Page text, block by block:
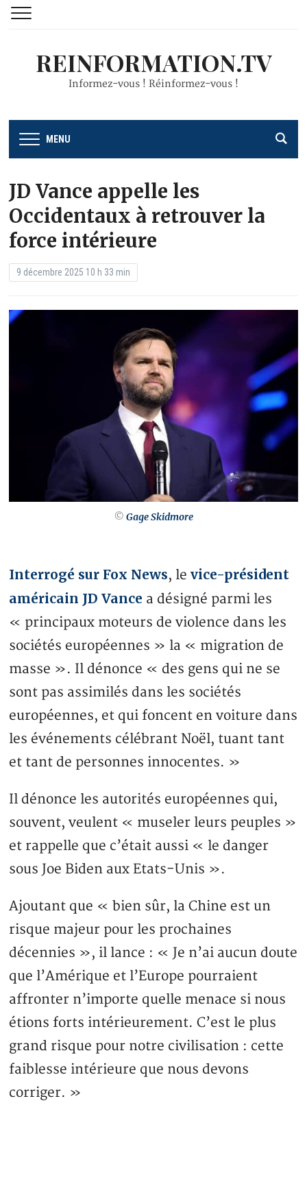
REINFORMATION.TV
Informez-vous ! Réinformez-vous !
MENU
JD Vance appelle les
Occidentaux à retrouver la
force intérieure
9 décembre 2025 10 h 33 min
© Gage Skidmore
Interrogé sur Fox News, levice-président
américain JD Vance a désigné parmi les
« principaux moteurs de violence dans les
sociétés européennes » la « migration de
masse ». Il dénonce « des gens qui ne se
sont pas assimilés dans les sociétés
européennes, et qui foncent en voiture dans
les événements célébrant Noël, tuant tant
et tant de personnes innocentes. »
Il dénonce les autorités européennes qui,
souvent, veulent « museler leurs peuples »
et rappelle que c’était aussi « le danger
sous Joe Biden aux Etats-Unis ».
Ajoutant que « bien sûr, la Chine est un
risque majeur pour les prochaines
décennies », il lance : « Je n’ai aucun doute
que l’Amérique et l’Europe pourraient
affronter n’importe quelle menace si nous
étions forts intérieurement. C’est le plus
grand risque pour notre civilisation : cette
faiblesse intérieure que nous devons
corriger. »